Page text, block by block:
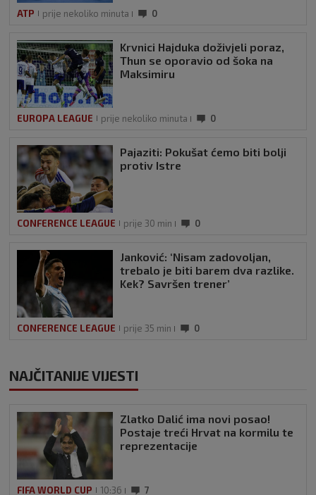
ATP prije nekoliko minuta 0
Krvnici Hajduka doživjeli poraz,
Thun se oporavio od šoka na
Maksimiru
EUROPA LEAGUE prije nekoliko minuta 0
Pajaziti: Pokušat ćemo biti bolji
protiv Istre
CONFERENCE LEAGUE prije 30 min 0
Janković: ‘Nisam zadovoljan,
trebalo je biti barem dva razlike.
Kek? Savršen trener’
CONFERENCE LEAGUE prije 35 min 0
NAJČITANIJE VIJESTI
Zlatko Dalić ima novi posao!
Postaje treći Hrvat na kormilu te
reprezentacije
FIFA WORLD CUP 10:36 7